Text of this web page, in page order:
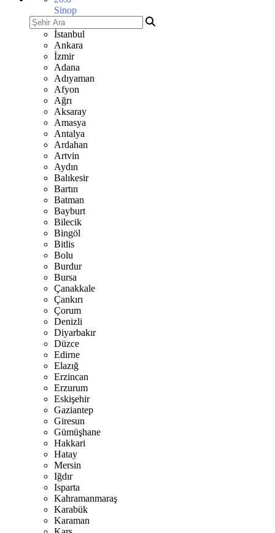
Sinop
İstanbul
Ankara
İzmir
Adana
Adıyaman
Afyon
Ağrı
Aksaray
Amasya
Antalya
Ardahan
Artvin
Aydın
Balıkesir
Bartın
Batman
Bayburt
Bilecik
Bingöl
Bitlis
Bolu
Burdur
Bursa
Çanakkale
Çankırı
Çorum
Denizli
Diyarbakır
Düzce
Edirne
Elazığ
Erzincan
Erzurum
Eskişehir
Gaziantep
Giresun
Gümüşhane
Hakkari
Hatay
Mersin
Iğdır
Isparta
Kahramanmaraş
Karabük
Karaman